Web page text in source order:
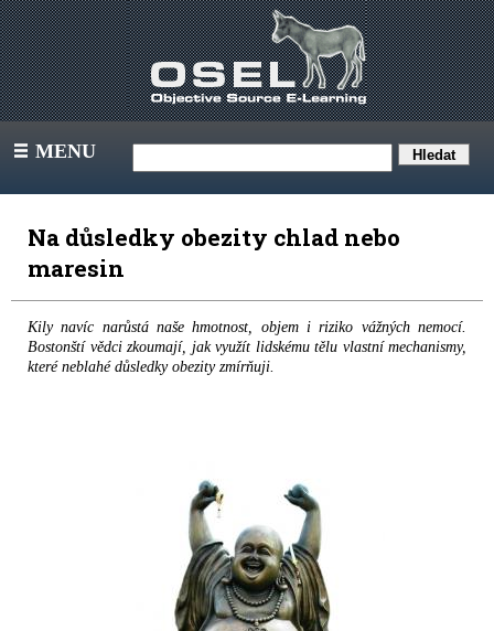
III MENU
Na důsledky obezity chlad nebo
maresin
Kily navíc narůstá naše hmotnost, objem i riziko vážných nemocí.
Bostonští vědci zkoumají, jak využít lidskému tělu vlastní mechanismy,
které neblahé důsledky obezity zmírňuji.